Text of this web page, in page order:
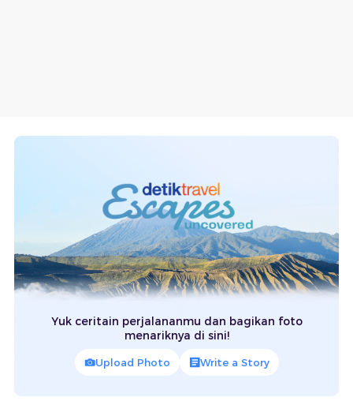
Yuk ceritain perjalananmu dan bagikan foto
menariknya di sini!
Upload Photo Write a Story